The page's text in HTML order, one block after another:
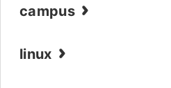
标签
campus
linux